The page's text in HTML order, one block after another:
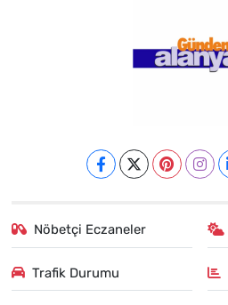
Nöbetçi Eczaneler
Trafik Durumu